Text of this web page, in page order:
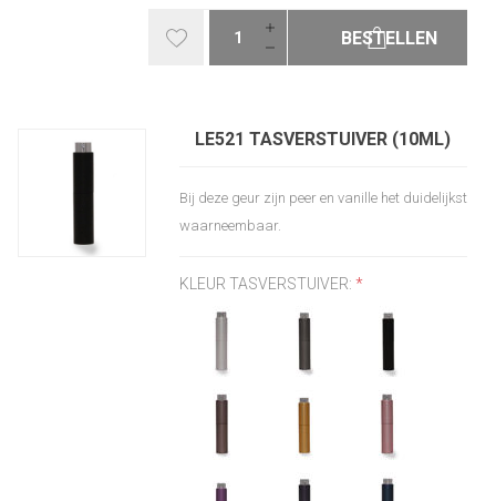
BESTELLEN
LE521 TASVERSTUIVER (10ML)
Bij deze geur zijn peer en vanille het duidelijkst
waarneembaar.
KLEUR TASVERSTUIVER: *